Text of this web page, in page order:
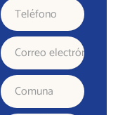
y
Apellido
Teléfono
Correo
electrónico
Comuna